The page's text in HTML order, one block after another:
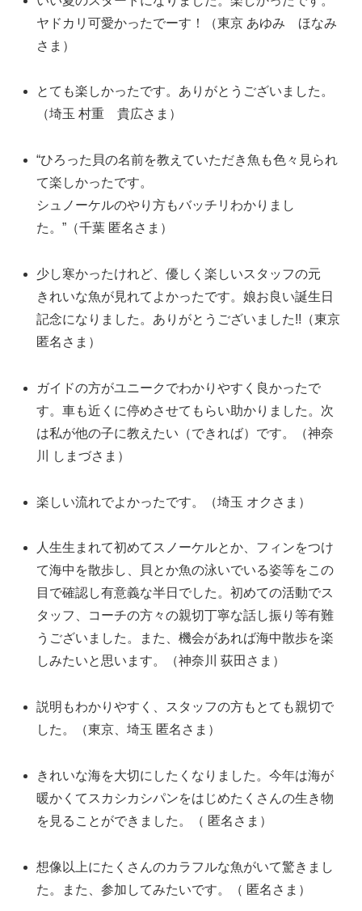
ヤドカリ可愛かったでーす！（東京 あゆみ ほなみ
さま）
とても楽しかったです。ありがとうございました。
（埼玉 村重 貴広さま）
“ひろった貝の名前を教えていただき魚も色々見られ
て楽しかったです。
シュノーケルのやり方もバッチリわかりまし
た。”（千葉 匿名さま）
少し寒かったけれど、優しく楽しいスタッフの元
きれいな魚が見れてよかったです。娘お良い誕生日
記念になりました。ありがとうございました!!（東京
匿名さま）
ガイドの方がユニークでわかりやすく良かったで
す。車も近くに停めさせてもらい助かりました。次
は私が他の子に教えたい（できれば）です。（神奈
川 しまづさま）
楽しい流れでよかったです。（埼玉 オクさま）
人生生まれて初めてスノーケルとか、フィンをつけ
て海中を散歩し、貝とか魚の泳いでいる姿等をこの
目で確認し有意義な半日でした。初めての活動でス
タッフ、コーチの方々の親切丁寧な話し振り等有難
うございました。また、機会があれば海中散歩を楽
しみたいと思います。（神奈川 荻田さま）
説明もわかりやすく、スタッフの方もとても親切で
した。（東京、埼玉 匿名さま）
きれいな海を大切にしたくなりました。今年は海が
暖かくてスカシカシパンをはじめたくさんの生き物
を見ることができました。（ 匿名さま）
想像以上にたくさんのカラフルな魚がいて驚きまし
た。また、参加してみたいです。（ 匿名さま）